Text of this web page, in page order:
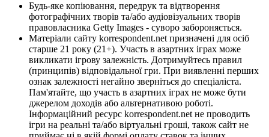
Будь-яке копіювання, передрук та відтворення
фотографічних творів та/або аудіовізуальних творів
правовласника Getty Images - суворо забороняється.
Матеріали сайту korrespondent.net призначені для осіб
старше 21 року (21+). Участь в азартних іграх може
викликати ігрову залежність. Дотримуйтесь правил
(принципів) відповідальної гри. При виявленні перших
ознак залежності негайно зверніться до спеціаліста.
Пам'ятайте, що участь в азартних іграх не може бути
джерелом доходів або альтернативою роботі.
Інформаційний ресурс korrespondent.net не проводить
ігри на реальні та/або віртуальні гроші, також сайт не